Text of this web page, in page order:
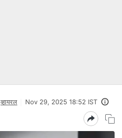
व्हायरल Nov 29, 2025 18:52 IST